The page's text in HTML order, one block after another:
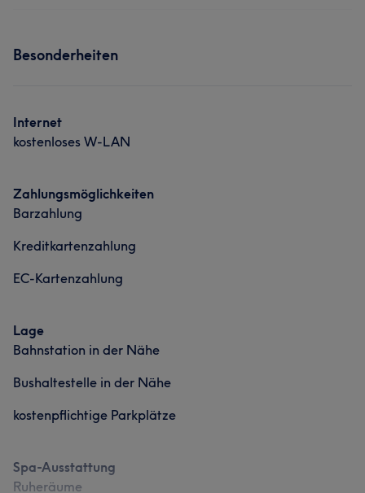
Was unsere Kunden über Chi-VEK sagen
Besonderheiten
Internet
kostenloses W-LAN
Zahlungsmöglichkeiten
Barzahlung
Kreditkartenzahlung
EC-Kartenzahlung
Lage
Bahnstation in der Nähe
Bushaltestelle in der Nähe
kostenpflichtige Parkplätze
Spa-Ausstattung
Ruheräume